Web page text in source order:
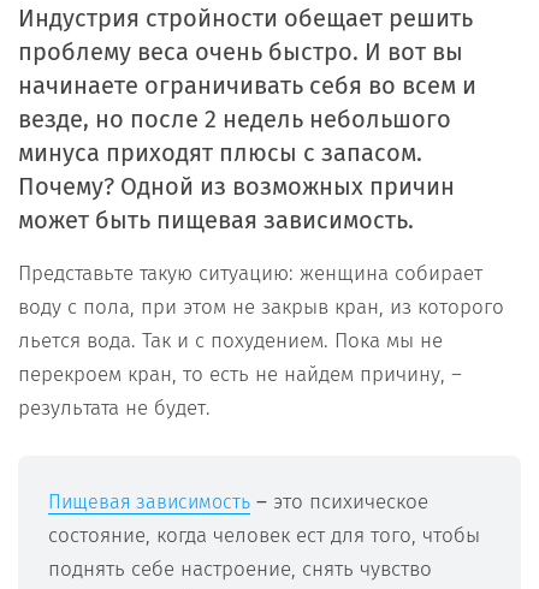
Индустрия стройности обещает решить
проблему веса очень быстро. И вот вы
начинаете ограничивать себя во всем и
везде, но после 2 недель небольшого
минуса приходят плюсы с запасом.
Почему? Одной из возможных причин
может быть пищевая зависимость.
Представьте такую ситуацию: женщина собирает
воду с пола, при этом не закрыв кран, из которого
льется вода. Так и с похудением. Пока мы не
перекроем кран, то есть не найдем причину, –
результата не будет.
Пищевая зависимость – это психическое
состояние, когда человек ест для того, чтобы
поднять себе настроение, снять чувство